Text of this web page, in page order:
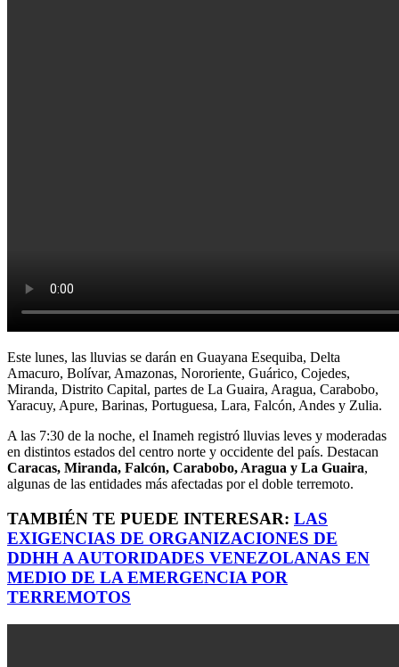
Este lunes, las lluvias se darán en Guayana Esequiba, Delta
Amacuro, Bolívar, Amazonas, Nororiente, Guárico, Cojedes,
Miranda, Distrito Capital, partes de La Guaira, Aragua, Carabobo,
Yaracuy, Apure, Barinas, Portuguesa, Lara, Falcón, Andes y Zulia.
A las 7:30 de la noche, el Inameh registró lluvias leves y moderadas
en distintos estados del centro norte y occidente del país. Destacan
Caracas, Miranda, Falcón, Carabobo, Aragua y La Guaira,
algunas de las entidades más afectadas por el doble terremoto.
TAMBIÉN TE PUEDE INTERESAR: LAS
EXIGENCIAS DE ORGANIZACIONES DE
DDHH A AUTORIDADES VENEZOLANAS EN
MEDIO DE LA EMERGENCIA POR
TERREMOTOS